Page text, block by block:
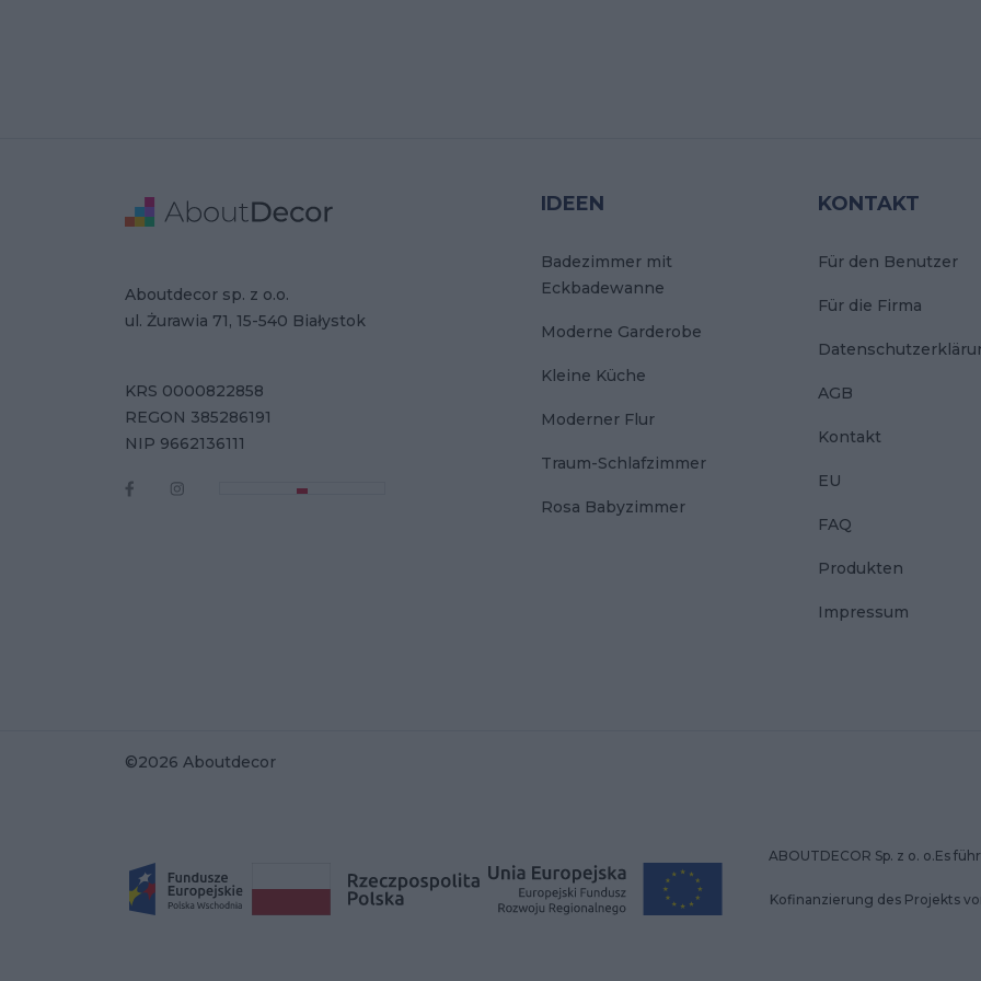
IDEEN
Badezimmer mit
Eckbadewanne
Moderne Garderobe
Kleine Küche
Moderner Flur
Traum-Schlafzimmer
Rosa Babyzimmer
KONTAKT
Für den Benutzer
Für die Firma
AGB
Kontakt
EU
FAQ
Produkten
Impressum
Adresse
Aboutdecor sp. z o.o.
ul. Żurawia 71, 15-540 Białystok
Firmendaten
KRS 0000822858
REGON 385286191
NIP 9662136111
©2026 Aboutdecor
ABOUTDECOR Sp. z o. o.Es
Kofinanzierung des Projekts